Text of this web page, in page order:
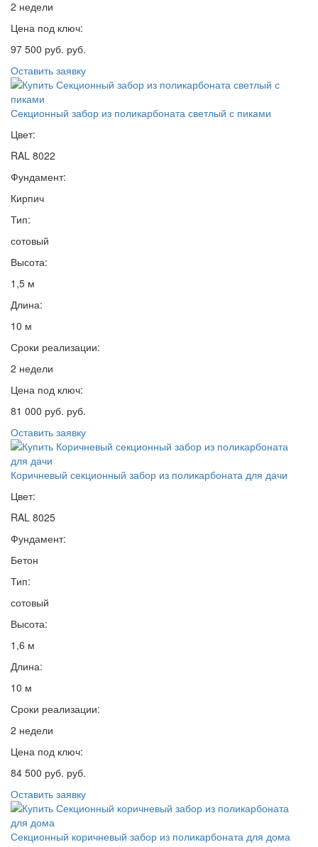
2 недели
Цена под ключ:
97 500 руб. руб.
Оставить заявку
Секционный забор из поликарбоната светлый с пиками
Цвет:
RAL 8022
Фундамент:
Кирпич
Тип:
сотовый
Высота:
1,5 м
Длина:
10 м
Сроки реализации:
2 недели
Цена под ключ:
81 000 руб. руб.
Оставить заявку
Коричневый секционный забор из поликарбоната для дачи
Цвет:
RAL 8025
Фундамент:
Бетон
Тип:
сотовый
Высота:
1,6 м
Длина:
10 м
Сроки реализации:
2 недели
Цена под ключ:
84 500 руб. руб.
Оставить заявку
Секционный коричневый забор из поликарбоната для дома